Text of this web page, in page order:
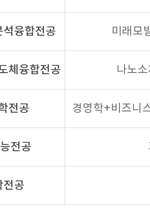
석융합전공 미래모
체융합전공 나노
전공 경영학+비즈니
전공
전공